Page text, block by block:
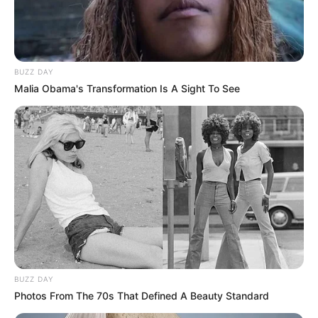
BUZZ DAY
Malia Obama's Transformation Is A Sight To See
BUZZ DAY
Photos From The 70s That Defined A Beauty Standard